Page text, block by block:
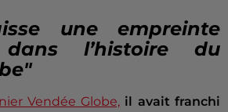
une empreinte
dans l’histoire du
Vendée Globe, il avait franchi